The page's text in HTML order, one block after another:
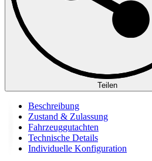
Teilen
Beschreibung
Zustand & Zulassung
Fahrzeuggutachten
Technische Details
Individuelle Konfiguration